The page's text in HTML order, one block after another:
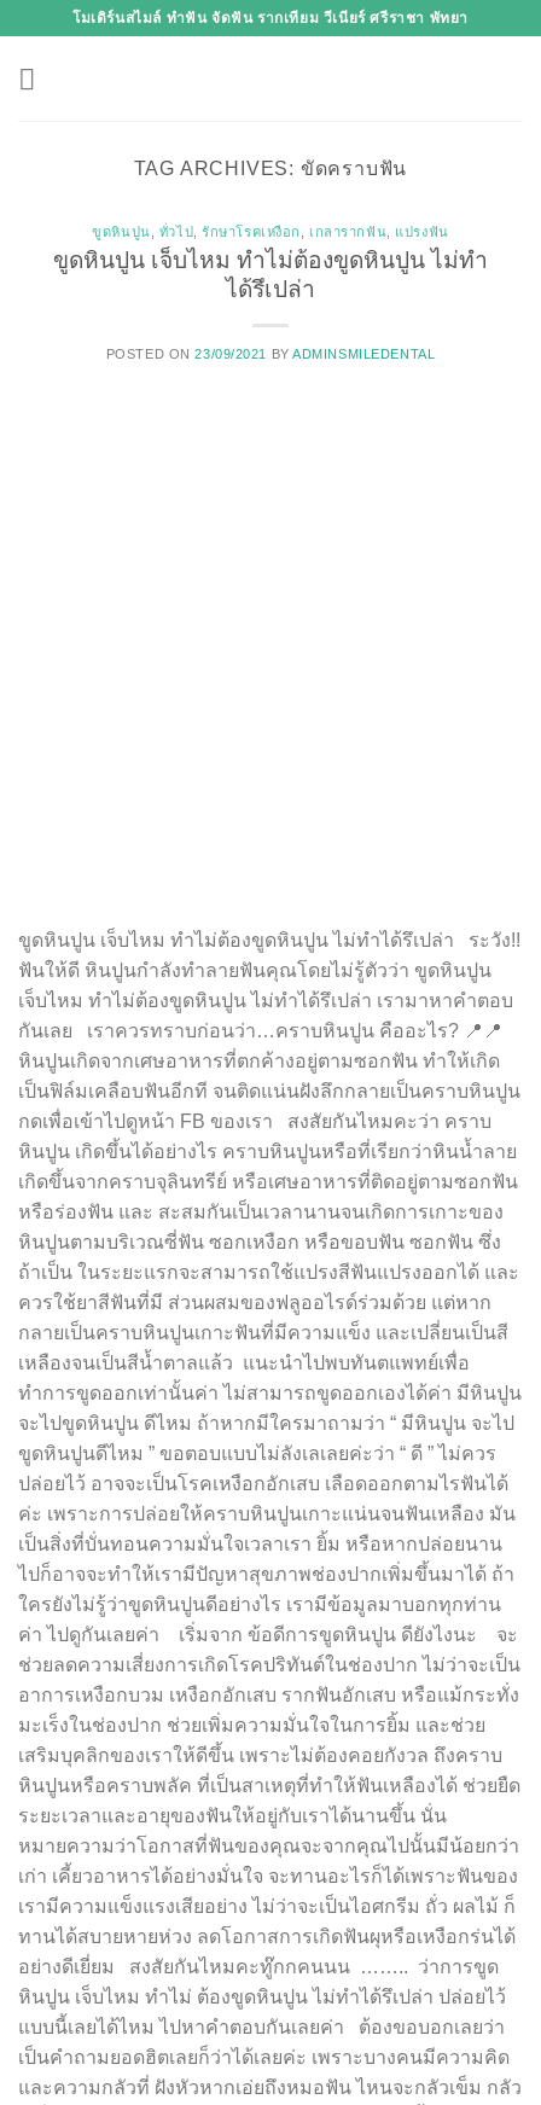
content
โมเดิร์นสไมล์ ทำฟัน จัดฟัน รากเทียม วีเนียร์ ศรีราชา พัทยา
TAG ARCHIVES: ขัดคราบฟัน
ขูดหินปูน ทั่วไป ,รักษาโรคเหงือก เกลารากฟัน แปรงฟัน
ขูดหินปูน เจ็บไหม ทำไม่ต้องขูดหินปูน ไม่ทำ
ได้รึเปล่า
POSTED ON23/09/2021 BYADMINSMILEDENTAL
ขูดหินปูน เจ็บไหม ทำไม่ต้องขูดหินปูน ไม่ทำได้รึเปล่า ระวัง!!
ฟันให้ดี หินปูนกำลังทำลายฟันคุณโดยไม่รู้ตัวว่า ขูดหินปูน
เจ็บไหม ทำไม่ต้องขูดหินปูน ไม่ทำได้รึเปล่า เรามาหาคำตอบ
กันเลย เราควรทราบก่อนว่า…คราบหินปูน คืออะไร? 📍📍
หินปูนเกิดจากเศษอาหารที่ตกค้างอยู่ตามซอกฟัน ทำให้เกิด
เป็นฟิล์มเคลือบฟันอีกที จนติดแน่นฝังลึกกลายเป็นคราบหินปูน
กดเพื่อเข้าไปดูหน้า FB ของเรา สงสัยกันไหมคะว่า คราบ
หินปูน เกิดขึ้นได้อย่างไร คราบหินปูนหรือที่เรียกว่าหินน้ำลาย
เกิดขึ้นจากคราบจุลินทรีย์ หรือเศษอาหารที่ติดอยู่ตามซอกฟัน
หรือร่องฟัน และ สะสมกันเป็นเวลานานจนเกิดการเกาะของ
หินปูนตามบริเวณซี่ฟัน ซอกเหงือก หรือขอบฟัน ซอกฟัน ซึ่ง
ถ้าเป็น ในระยะแรกจะสามารถใช้แปรงสีฟันแปรงออกได้ และ
ควรใช้ยาสีฟันที่มี ส่วนผสมของฟลูออไรด์ร่วมด้วย แต่หาก
กลายเป็นคราบหินปูนเกาะฟันที่มีความแข็ง และเปลี่ยนเป็นสี
เหลืองจนเป็นสีน้ำตาลแล้ว แนะนำไปพบทันตแพทย์เพื่อ
ทำการขูดออกเท่านั้นค่า ไม่สามารถขูดออกเองได้ค่า มีหินปูน
จะไปขูดหินปูน ดีไหม ถ้าหากมีใครมาถามว่า “ มีหินปูน จะไป
ขูดหินปูนดีไหม ” ขอตอบแบบไม่ลังเลเลยค่ะว่า “ ดี ” ไม่ควร
ปล่อยไว้ อาจจะเป็นโรคเหงือกอักเสบ เลือดออกตามไรฟันได้
ค่ะ เพราะการปล่อยให้คราบหินปูนเกาะแน่นจนฟันเหลือง มัน
เป็นสิ่งที่บั่นทอนความมั่นใจเวลาเรา ยิ้ม หรือหากปล่อยนาน
ไปก็อาจจะทำให้เรามีปัญหาสุขภาพช่องปากเพิ่มขึ้นมาได้ ถ้า
ใครยังไม่รู้ว่าขูดหินปูนดีอย่างไร เรามีข้อมูลมาบอกทุกท่าน
ค่า ไปดูกันเลยค่า เริ่มจาก ข้อดีการขูดหินปูน ดียังไงนะ จะ
ช่วยลดความเสี่ยงการเกิดโรคปริทันต์ในช่องปาก ไม่ว่าจะเป็น
อาการเหงือกบวม เหงือกอักเสบ รากฟันอักเสบ หรือแม้กระทั่ง
มะเร็งในช่องปาก ช่วยเพิ่มความมั่นใจในการยิ้ม และช่วย
เสริมบุคลิกของเราให้ดีขึ้น เพราะไม่ต้องคอยกังวล ถึงคราบ
หินปูนหรือคราบพลัค ที่เป็นสาเหตุที่ทำให้ฟันเหลืองได้ ช่วยยืด
ระยะเวลาและอายุของฟันให้อยู่กับเราได้นานขึ้น นั่น
หมายความว่าโอกาสที่ฟันของคุณจะจากคุณไปนั้นมีน้อยกว่า
เก่า เคี้ยวอาหารได้อย่างมั่นใจ จะทานอะไรก็ได้เพราะฟันของ
เรามีความแข็งแรงเสียอย่าง ไม่ว่าจะเป็นไอศกรีม ถั่ว ผลไม้ ก็
ทานได้สบายหายห่วง ลดโอกาสการเกิดฟันผุหรือเหงือกร่นได้
อย่างดีเยี่ยม สงสัยกันไหมคะทู๊กกคนนน …….. ว่าการขูด
หินปูน เจ็บไหม ทำไม่ ต้องขูดหินปูน ไม่ทำได้รึเปล่า ปล่อยไว้
แบบนี้เลยได้ไหม ไปหาคำตอบกันเลยค่า ต้องขอบอกเลยว่า
เป็นคำถามยอดฮิตเลยก็ว่าได้เลยค่ะ เพราะบางคนมีความคิด
และความกลัวที่ ฝังหัวหากเอ่ยถึงหมอฟัน ไหนจะกลัวเข็ม กลัว